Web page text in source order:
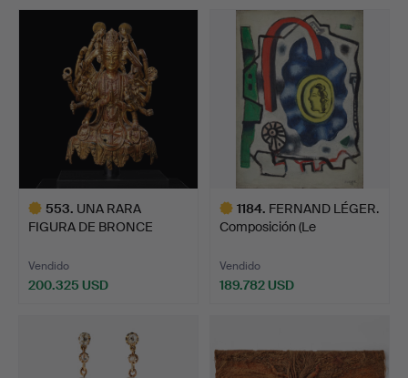
seleccionado
seleccionado
553. UNA RARA
FIGURA DE BRONCE
Vendido
200.325 USD
seleccionado
1184. FERNAND LÉGER.
Composición (Le
Vendido
189.782 USD